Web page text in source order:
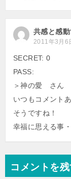
共感と感
2011年3月6
SECRET: 0
PASS:
＞神の愛 さん
いつもコメント
そうですね！
幸福に思える事
コメントを